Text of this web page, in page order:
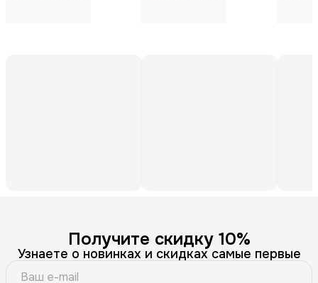
Получите скидку 10%
Узнаете о новинках и скидках самые первые